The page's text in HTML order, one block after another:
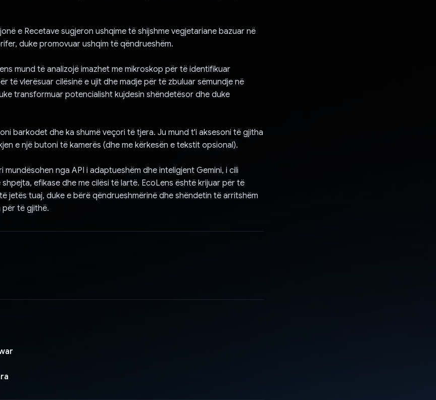
e Recetave sugjeron ushqime të shijshme vegjetariane bazuar në
duke promovuar ushqim të qëndrueshëm.
mund të analizojë imazhet me mikroskop për të identifikuar
të vlerësuar cilësinë e ujit dhe madje për të zbuluar sëmundje në
transformuar potencialisht kujdesin shëndetësor dhe duke
barkodet dhe ka shumë veçori të tjera. Ju mund t'i aksesoni të gjitha
e një butoni të kamerës (dhe me kërkesën e tekstit opsional).
mundësohen nga API i adaptueshëm dhe inteligjent Gemini, i cili
efikase dhe me cilësi të lartë. EcoLens është krijuar për të
jetës tuaj, duke e bërë qëndrueshmërinë dhe shëndetin të arritshëm
të gjithë.